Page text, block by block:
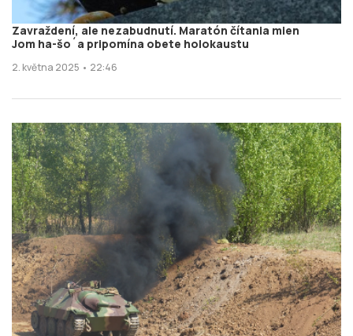
Zavraždení, ale nezabudnutí. Maratón čítania mien
Jom ha-šo´a pripomína obete holokaustu
2. května 2025 • 22:46